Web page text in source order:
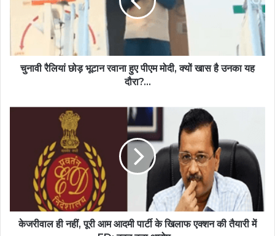
चुनावी रैलियां छोड़ भूटान रवाना हुए पीएम मोदी, क्यों खास है उनका यह
दौरा?...
केजरीवाल ही नहीं, पूरी आम आदमी पार्टी के खिलाफ एक्शन की तैयारी में